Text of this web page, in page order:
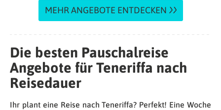
MEHR ANGEBOTE ENTDECKEN
Die besten Pauschalreise
Angebote für Teneriffa nach
Reisedauer
Ihr plant eine Reise nach Teneriffa? Perfekt! Eine Woche